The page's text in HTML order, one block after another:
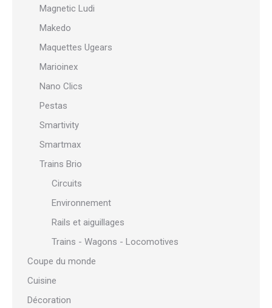
Magnetic Ludi
Makedo
Maquettes Ugears
Marioinex
Nano Clics
Pestas
Smartivity
Smartmax
Trains Brio
Circuits
Environnement
Rails et aiguillages
Trains - Wagons - Locomotives
Coupe du monde
Cuisine
Décoration